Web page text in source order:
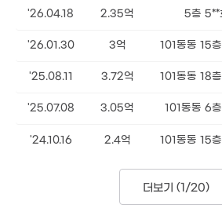
'26.04.18 2.35억 5층 5**
'26.01.30 3억 101동동 15
'25.08.11 3.72억 101동동 18
'25.07.08 3.05억 101동동 6
'24.10.16 2.4억 101동동 15
더보기 (1/20)